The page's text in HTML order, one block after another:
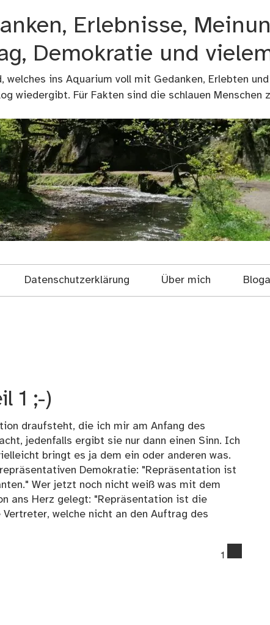
Erlebnisse,
Demokratie und
ins Aquarium voll mit Gedanken, Erlebten
wiedergibt. Für Fakten sind die schlauen Menschen
Datenschutzerklärung Über mich
1 ;-)
draufsteht, die ich mir am Anfang des
jedenfalls ergibt sie nur dann einen Sinn. Ich
bringt es ja dem ein oder anderen was.
Demokratie: "Repräsentation ist
Wer jetzt noch nicht weiß was mit dem
ans Herz gelegt: "Repräsentation ist die
welche nicht an den Auftrag des
1